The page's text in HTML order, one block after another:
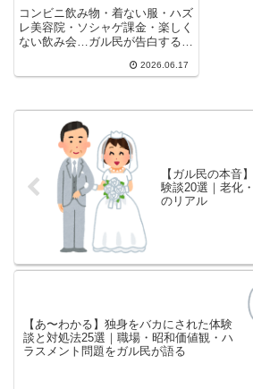
ル民の本音
コンビニ飲み物・着ない服・ハズ
レ美容院・ソシャゲ課金・楽しく
ない飲み会…ガル民が告白する
験談まとめ。「プチプラを複数買
30代・40代女性が共感する後悔
エピソードを30選厳選。
2026.06.17
【ガル民の本音
験談20選｜老化
のリアル
【あ〜わかる】独身をバカにされた体験
談と対処法25選｜職場・昭和価値観・ハ
ラスメント問題をガル民が語る